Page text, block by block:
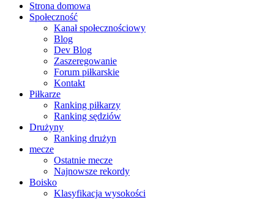
Strona domowa
Społeczność
Kanał społecznościowy
Blog
Dev Blog
Zaszeregowanie
Forum piłkarskie
Kontakt
Piłkarze
Ranking piłkarzy
Ranking sędziów
Drużyny
Ranking drużyn
mecze
Ostatnie mecze
Najnowsze rekordy
Boisko
Klasyfikacja wysokości